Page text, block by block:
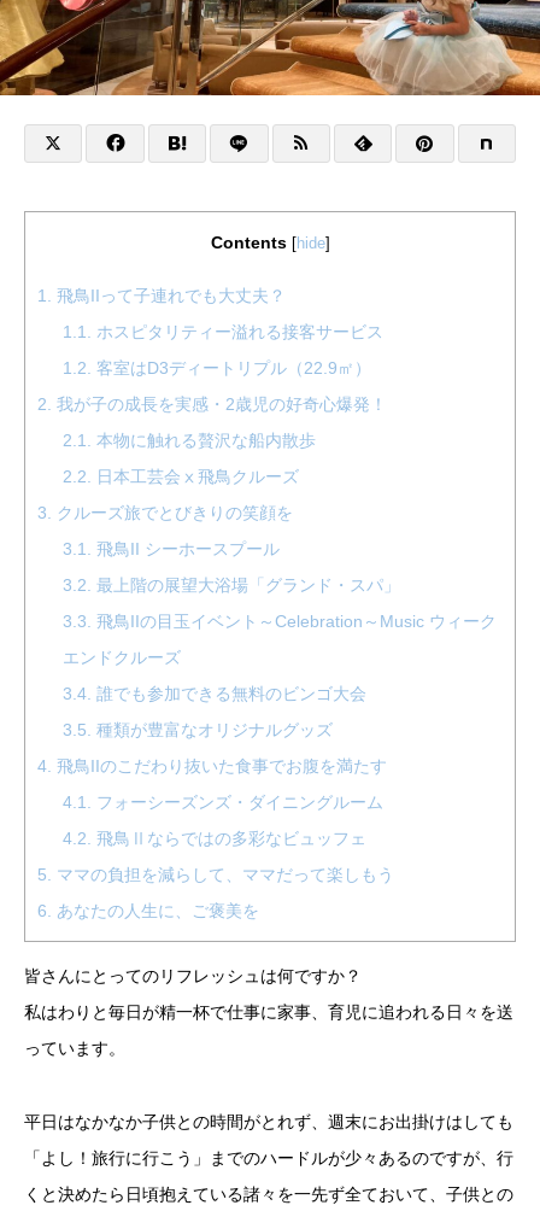
Contents hide]
1.
飛鳥IIって子連れでも大丈夫？
1.1.
ホスピタリティー溢れる接客サービス
1.2. 客室はD3ディートリプル（22.9㎡）
2. 我が子の成長を実感・2歳児の好奇心爆発！
2.1.
本物に触れる贅沢な船内散歩
2.2.
日本工芸会ⅹ飛鳥クルーズ
3.
クルーズ旅でとびきりの笑顔を
3.1.
飛鳥II シーホースプール
3.2. 最上階の展望大浴場「グランド・スパ」
3.3. 飛鳥IIの目玉イベント～Celebration～Music ウィーク
エンドクルーズ
3.4. 誰でも参加できる無料のビンゴ大会
3.5. 種類が豊富なオリジナルグッズ
4. 飛鳥IIのこだわり抜いた食事でお腹を満たす
4.1.
フォーシーズンズ・ダイニングルーム
4.2. 飛鳥Ⅱならではの多彩なビュッフェ
5.
ママの負担を減らして、ママだって楽しもう
6.
あなたの人生に、ご褒美を
皆さんにとってのリフレッシュは何ですか？
私はわりと毎日が精一杯で仕事に家事、育児に追われる日々を送
っています。
平日はなかなか子供との時間がとれず、週末にお出掛けはしても
「よし！旅行に行こう」までのハードルが少々あるのですが、行
くと決めたら日頃抱えている諸々を一先ず全ておいて、子供との